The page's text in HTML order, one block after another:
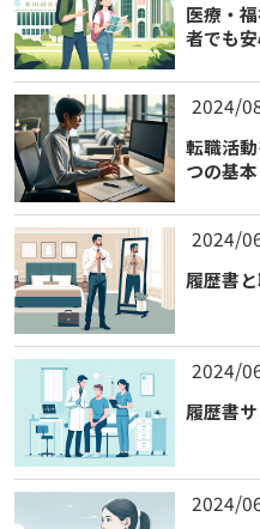
医療・
者でも
2024/
転職活
つの基本
2024/
履歴書
2024/
履歴書
2024/